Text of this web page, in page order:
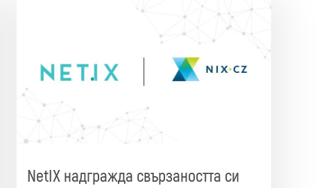
NetIX надгражда свързаността си